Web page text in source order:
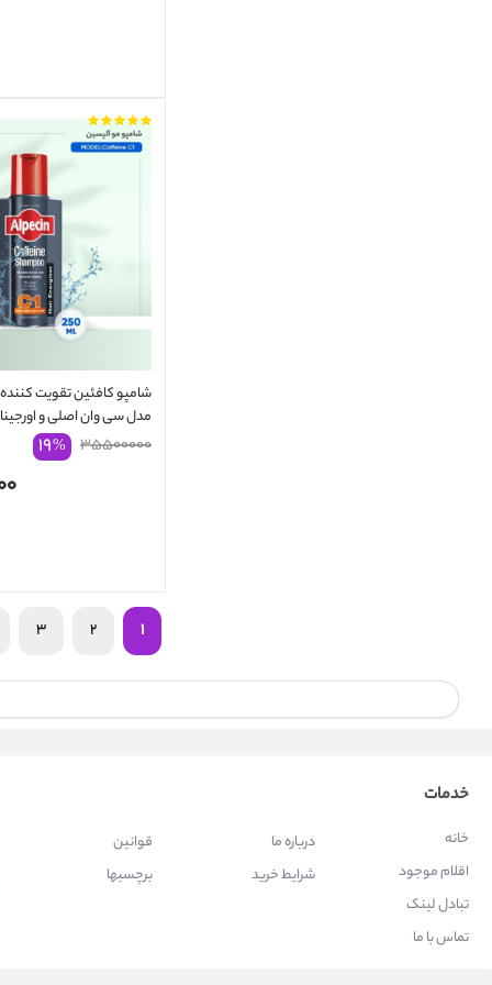
شامپو کافئین تقویت
مدل سی وان اصلی و
آلمانی/ Shampoo Alpecin Caffeine C1
۳۵۵۰۰۰۰۰ ۱۹%
1
2
3
خدمات
خانه
اقلام موجود
تبادل لینک
تماس با ما
درباره ما
شرایط خرید
قوانین
برچسبها